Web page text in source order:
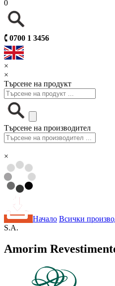
0
🕻 0700 1 3456
×
×
Търсене на продукт
Търсене на производител
×
Начало Всички
S.A.
Amorim